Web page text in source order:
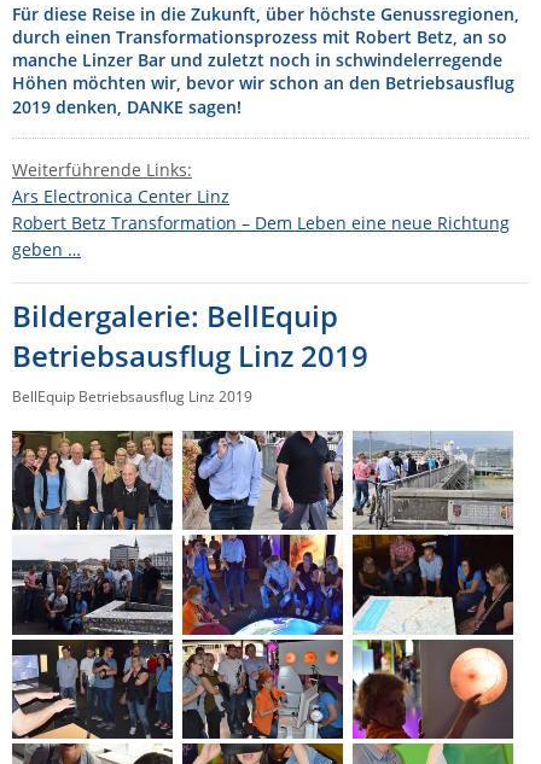
Unwired Networks
Vision
WATTECO
Yuasa
ZPE Systems
News zu unseren Herstellern
Für diese Reise in die Zukunft, über höchste Genussregionen,
durch einen Transformationsprozess mit Robert Betz, an so
manche Linzer Bar und zuletzt noch in schwindelerregende
Höhen möchten wir, bevor wir schon an den Betriebsausflug
2019 denken, DANKE sagen!
Weiterführende Links:
Ars Electronica Center Linz
Robert Betz Transformation – Dem Leben eine neue Richtung
geben …
Bildergalerie: BellEquip
Betriebsausflug Linz 2019
BellEquip Betriebsausflug Linz 2019